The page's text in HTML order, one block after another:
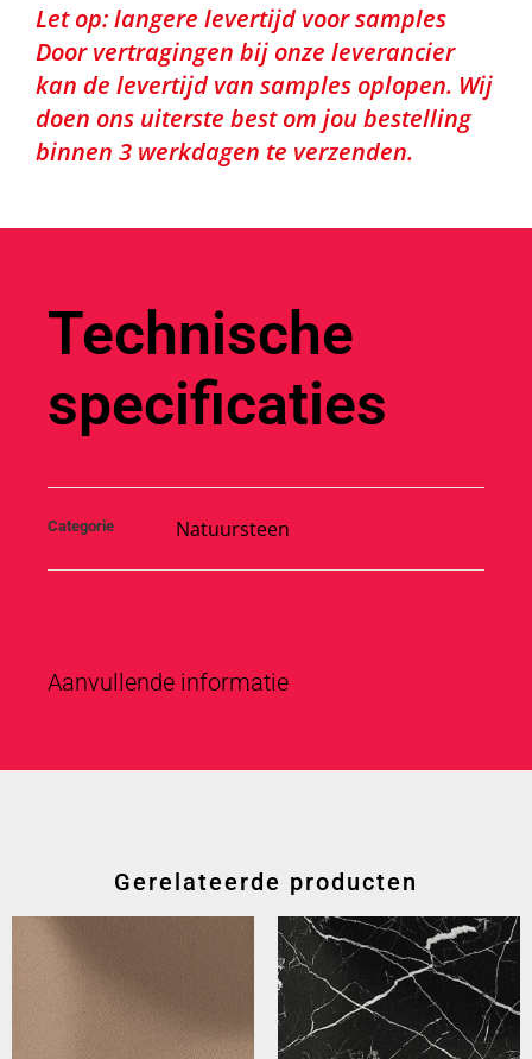
Let op: langere levertijd voor samples
Door vertragingen bij onze leverancier
kan de levertijd van samples oplopen. Wij
doen ons uiterste best om jou bestelling
binnen 3 werkdagen te verzenden.
Technische
specificaties
Categorie Natuursteen
Aanvullende informatie
Gerelateerde producten